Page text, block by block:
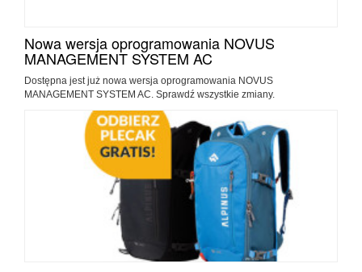
Nowa wersja oprogramowania NOVUS
MANAGEMENT SYSTEM AC
Dostępna jest już nowa wersja oprogramowania NOVUS
MANAGEMENT SYSTEM AC. Sprawdź wszystkie zmiany.